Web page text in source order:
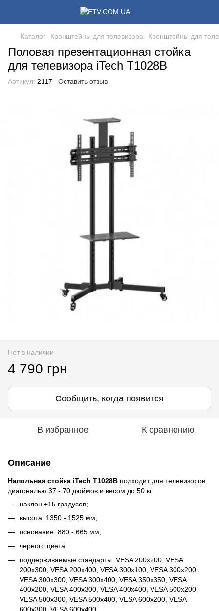
Каталог Кронштейны для телевизора Кронштейны для
Половая презентационная стойка
для телевизора iTech T1028B
Артикул: 2117 Оставить отзыв
Нет в наличии
4 790 грн
Сообщить, когда появится
В избранное К сравнению
Описание
Напольная стойка iTech T1028B подходит для телевизоров
диагональю 37 - 70 дюймов и весом до 50 кг.
наклон ±15 градусов;
высота: 1350 - 1525 мм;
основание: 880 - 665 мм;
черного цвета;
поддерживаемые стандарты: VESA 200x200, VESA
200x300, VESA 200x400, VESA 300x100, VESA 300x200,
VESA 300x300, VESA 300x400, VESA 350x350, VESA
400x200, VESA 400x300, VESA 400x400, VESA 500x200,
VESA 500x300, VESA 500x400, VESA 600x200, VESA
600x300, VESA 600x400